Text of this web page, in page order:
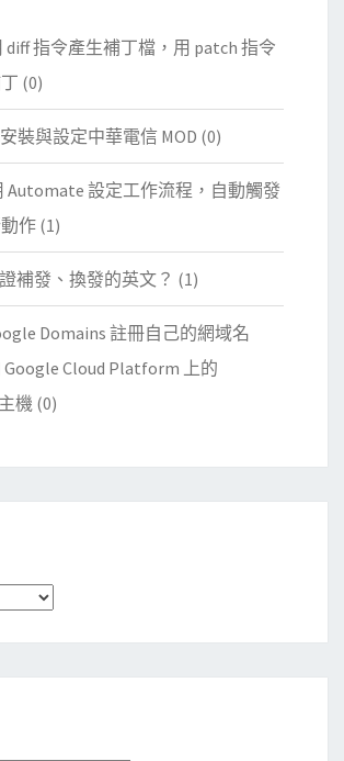
diff 指令產生補丁檔，用 patch 指令
(0)
裝與設定中華電信 MOD (0)
Automate 設定工作流程，自動觸發
作 (1)
補發、換發的英文？ (1)
Domains 註冊自己的網域名
Cloud Platform 上的
機 (0)